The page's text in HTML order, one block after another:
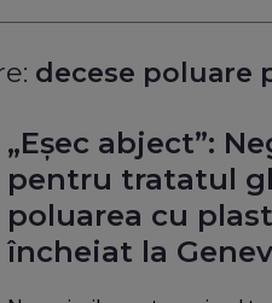
decese poluare
„Eșec abject”:
pentru tratatul
poluarea cu
încheiat la